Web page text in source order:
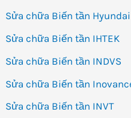
Sửa chữa Biến tần Hyundai
Sửa chữa Biến tần IHTEK
Sửa chữa Biến tần INDVS
Sửa chữa Biến tần
Sửa chữa Biến tần INVT